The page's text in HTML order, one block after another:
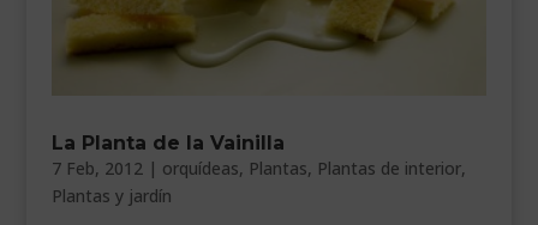
La Planta de la Vainilla
7 Feb, 2012 | orquídeas, Plantas, Plantas de interior,
Plantas y jardín